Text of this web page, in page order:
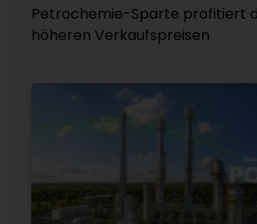
Petrochemie-Sparte profitiert
höheren Verkaufspreisen